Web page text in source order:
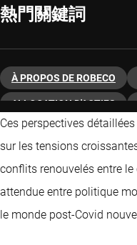
熱門關鍵詞
À PROPOS DE ROBECO
ALLOCATION D'ACTIFS
INVESTISSEMENT
Ces perspectives
sur les tensions
conflits renouvelés entre
attendue entre politique
le monde post-Covid